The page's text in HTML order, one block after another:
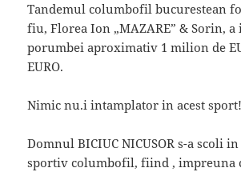
Tandemul columbofil bucurestean
fiu, Florea Ion „MAZARE” & Sorin,
porumbei aproximativ 1 milion de
EURO.
Nimic nu.i intamplator in acest sport!
Domnul BICIUC NICUSOR s-a scoli
sportiv columbofil, fiind , impreuna